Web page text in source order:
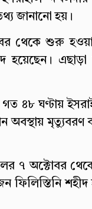
জানানো হয়।
থেকে শুরু হওয়া
হয়েছেন।
গত ৪৮ ঘণ্টায়
অবস্থায়
৭ অক্টোবর
ফিলিস্তিনি